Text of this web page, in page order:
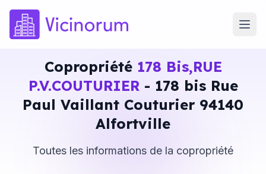
Copropriété 178 Bis,RUE
P.V.COUTURIER- 178 bis Rue
Paul Vaillant Couturier 94140
Alfortville
Toutes les informations de la copropriété